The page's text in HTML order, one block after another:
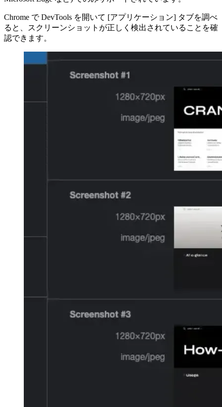
執筆時点では、スクリーンショット機能はブラウザーのサブ
セット、特に Chromium ベースのブラウザー (Chrome や
Microsoft Edge など) でのみサポートされています。
Chrome で DevTools を開いて [アプリケーション] タブを調べ
ると、スクリーンショットが正しく検出されていることを確